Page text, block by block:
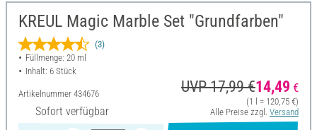
KREUL Magic Marble Set "Grundfarben"
(3)
Füllmenge: 20 ml
Inhalt: 6 Stück
Artikelnummer 434676
Sofort verfügbar
UVP 17,99 €14,49 €
(1 l = 120,75 €)
Alle Preise zzgl. Versand